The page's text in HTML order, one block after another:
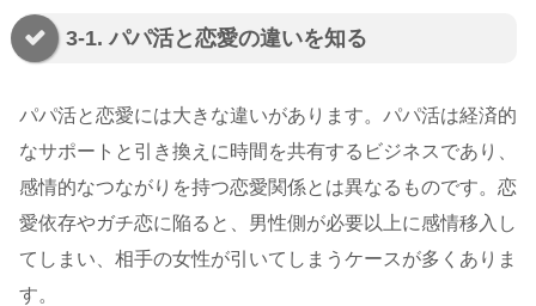
3-1. パパ活と恋愛の違いを知る
パパ活と恋愛には大きな違いがあります。パパ活は経済的
なサポートと引き換えに時間を共有するビジネスであり、
感情的なつながりを持つ恋愛関係とは異なるものです。恋
愛依存やガチ恋に陥ると、男性側が必要以上に感情移入し
てしまい、相手の女性が引いてしまうケースが多くありま
す。